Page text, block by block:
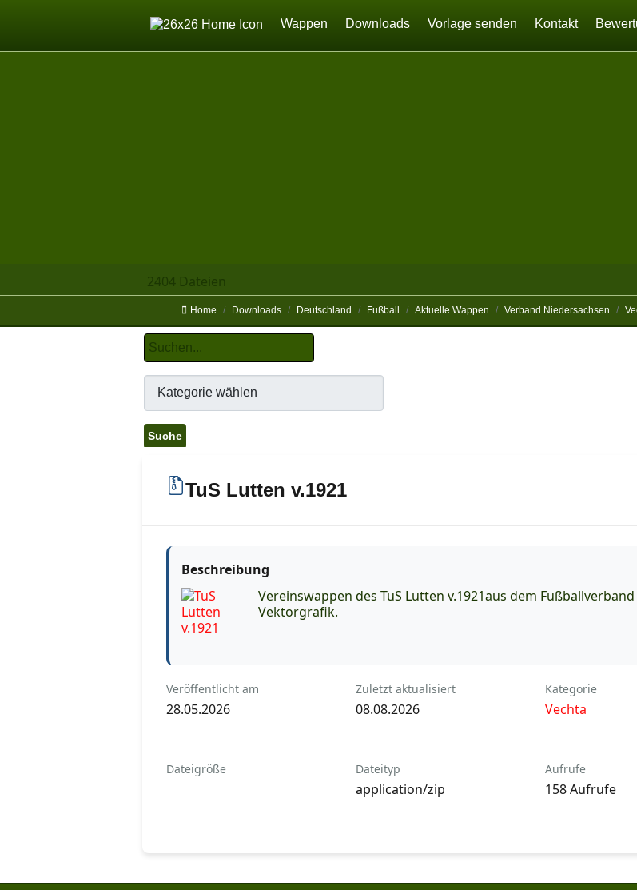
Home
Wappen Downloads Vorlage senden Kontakt
2404 Dateien
Home Downloads Deutschland Fußball Aktuelle Wappen Verband Niedersachsen
TuS Lutten v.1921
Beschreibung
Vereinswappen des TuS Lutten v.1921aus dem
Vektorgrafik.
Veröffentlicht am
28.05.2026
Zuletzt aktualisiert
08.08.2026
Kategorie
Vechta
Dateigröße Dateityp
application/zip
Aufrufe
158 Aufrufe